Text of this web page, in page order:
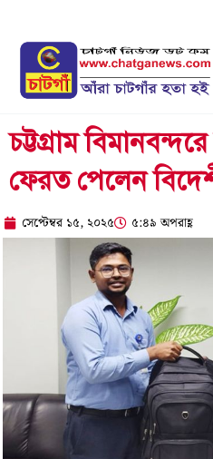
content
চট্টগ্রাম
ফেরত পেলেন
সেপ্টেম্বর ১৫, ২০২৫ ৫:৪৯ অপরাহ্ণ